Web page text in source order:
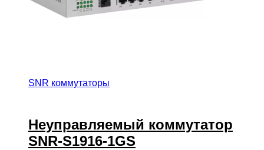
SNR коммутаторы
Неуправляемый коммутатор
SNR-S1916-1GS